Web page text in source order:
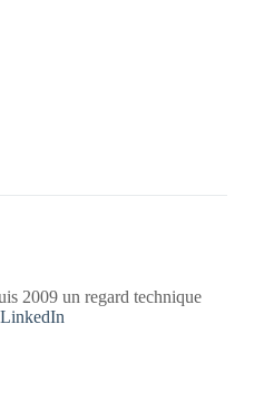
2009 un regard technique